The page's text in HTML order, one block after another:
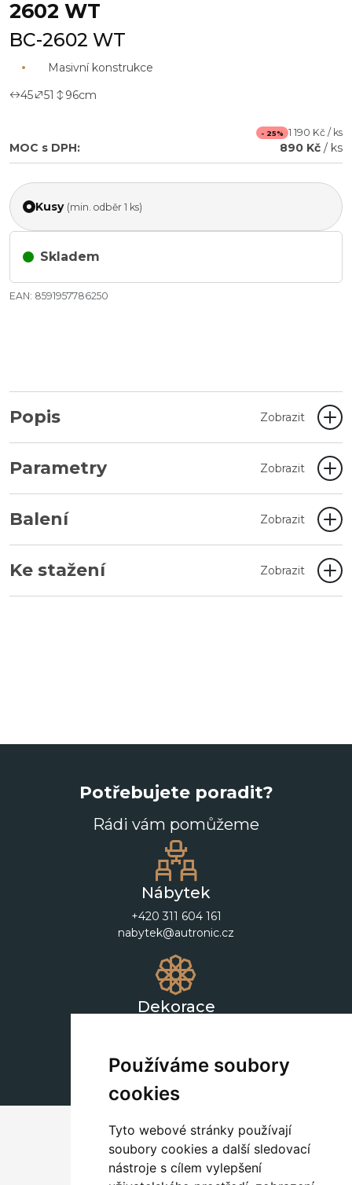
Používáme soubory
cookies
Tyto webové stránky používají
soubory cookies a další sledovací
nástroje s cílem vylepšení
2602 WT
BC-2602 WT
Masivní konstrukce
45
51 96cm
- 25% 1 190 Kč / ks
MOC s DPH: 890 Kč / ks
Kusy (min. odběr 1 ks)
Skladem
EAN: 8591957786250
Popis Zobrazit
Parametry Zobrazit
Balení Zobrazit
Ke stažení Zobrazit
Potřebujete poradit?
Rádi vám pomůžeme
Nábytek
+420 311 604 161
nabytek@autronic.cz
Dekorace